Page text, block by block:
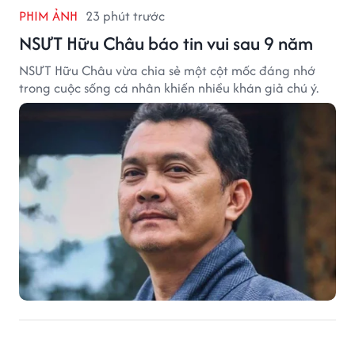
PHIM ẢNH 23 phút trước
NSƯT Hữu Châu báo tin vui sau 9 năm
NSƯT Hữu Châu vừa chia sẻ một cột mốc đáng nhớ
trong cuộc sống cá nhân khiến nhiều khán giả chú ý.